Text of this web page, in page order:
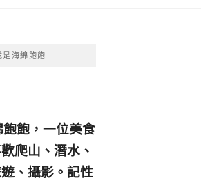
海綿飽飽
飽，一位美食
爬山、潛水、
、攝影。 記性